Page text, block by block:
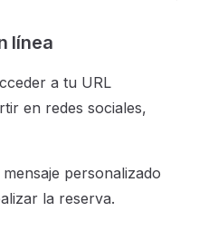
línea
a tu URL
en redes sociales,
personalizado
la reserva.